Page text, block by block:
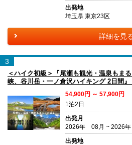
出発地
埼玉県 東京23区
詳細を見
3
＜ハイク初級＞『尾瀬も観光・温泉もま
峡、谷川岳・一ノ倉沢ハイキング 2日間』
54,900円 ～ 57,900円
1泊2日
出発月
2026年 08月 ~ 2026
出発地